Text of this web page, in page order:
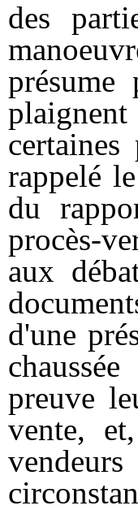
des
rappelé
du
procès-
aux
d'une
preuve
vente,